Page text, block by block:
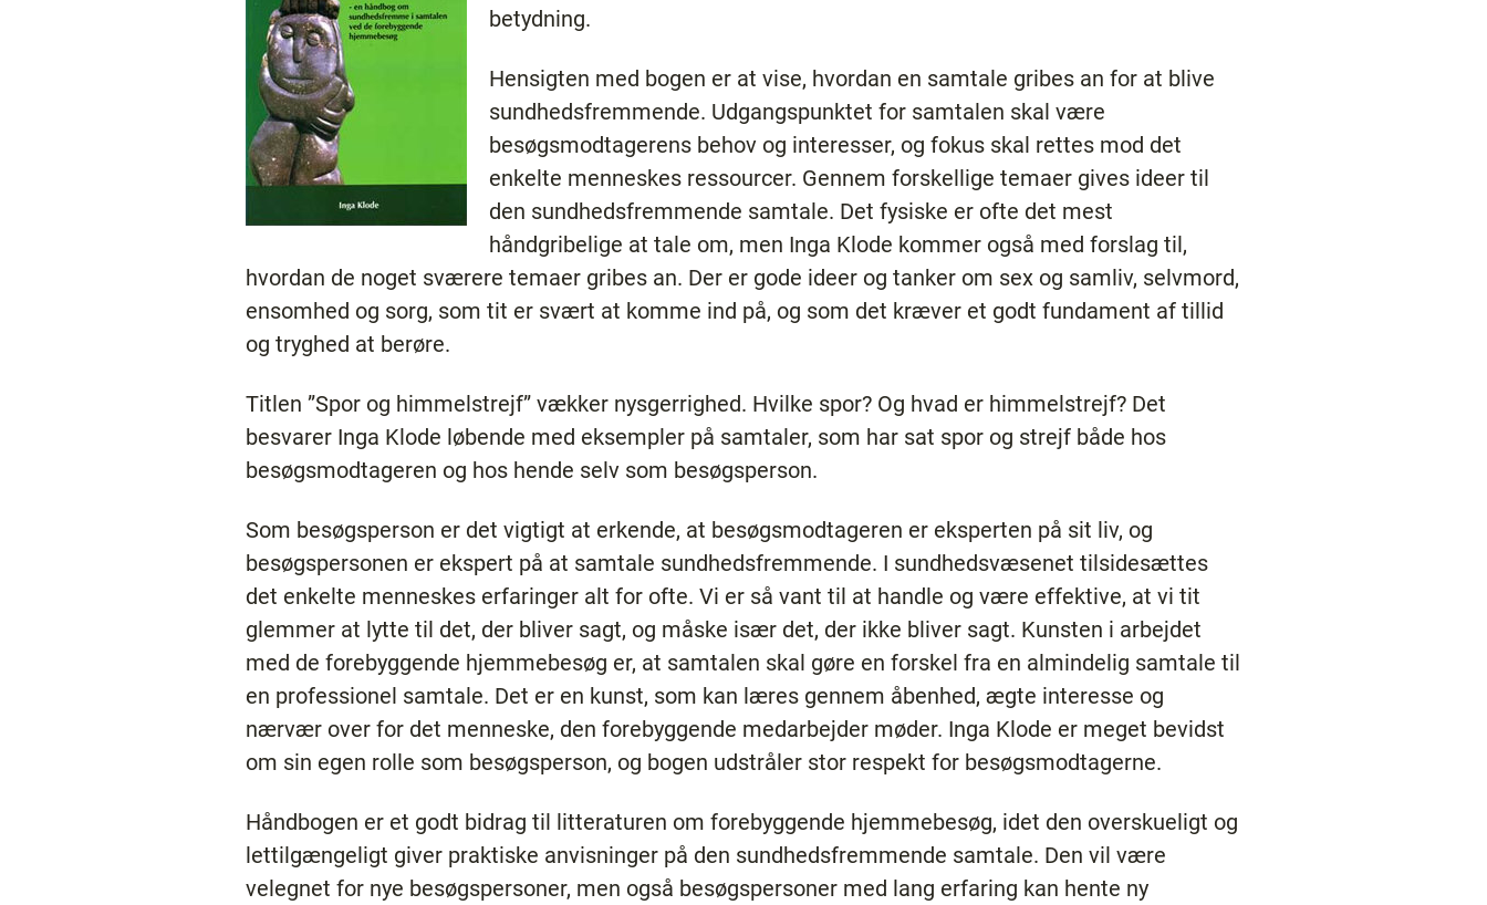
betydning.
Hensigten med bogen er at vise, hvordan en samtale gribes an for at blive
sundhedsfremmende. Udgangspunktet for samtalen skal være
besøgsmodtagerens behov og interesser, og fokus skal rettes mod det
enkelte menneskes ressourcer. Gennem forskellige temaer gives ideer til
den sundhedsfremmende samtale. Det fysiske er ofte det mest
håndgribelige at tale om, men Inga Klode kommer også med forslag til,
hvordan de noget sværere temaer gribes an. Der er gode ideer og tanker om sex og samliv, selvmord,
ensomhed og sorg, som tit er svært at komme ind på, og som det kræver et godt fundament af tillid
og tryghed at berøre.
Titlen ”Spor og himmelstrejf” vækker nysgerrighed. Hvilke spor? Og hvad er himmelstrejf? Det
besvarer Inga Klode løbende med eksempler på samtaler, som har sat spor og strejf både hos
besøgsmodtageren og hos hende selv som besøgsperson.
Som besøgsperson er det vigtigt at erkende, at besøgsmodtageren er eksperten på sit liv, og
besøgspersonen er ekspert på at samtale sundhedsfremmende. I sundhedsvæsenet tilsidesættes
det enkelte menneskes erfaringer alt for ofte. Vi er så vant til at handle og være effektive, at vi tit
glemmer at lytte til det, der bliver sagt, og måske især det, der ikke bliver sagt. Kunsten i arbejdet
med de forebyggende hjemmebesøg er, at samtalen skal gøre en forskel fra en almindelig samtale til
en professionel samtale. Det er en kunst, som kan læres gennem åbenhed, ægte interesse og
nærvær over for det menneske, den forebyggende medarbejder møder. Inga Klode er meget bevidst
om sin egen rolle som besøgsperson, og bogen udstråler stor respekt for besøgsmodtagerne.
Håndbogen er et godt bidrag til litteraturen om forebyggende hjemmebesøg, idet den overskueligt og
lettilgængeligt giver praktiske anvisninger på den sundhedsfremmende samtale. Den vil være
velegnet for nye besøgspersoner, men også besøgspersoner med lang erfaring kan hente ny